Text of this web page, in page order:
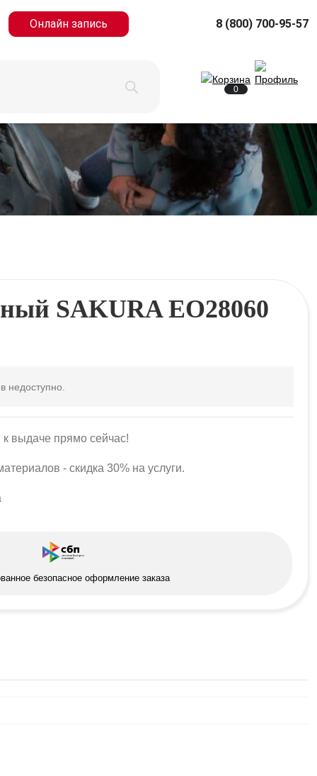
Онлайн запись 8 (800) 700-95-57
0
SAKURA EO28060
недоступно.
выдаче прямо сейчас!
- скидка 30% на услуги.
безопасное оформление заказа